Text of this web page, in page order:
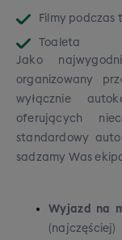
Filmy podczas
Toaleta
Jako
organizowany
wyłącznie
oferujących
standardowy
sadzamy Was
Wyjazd na
(najczęściej)